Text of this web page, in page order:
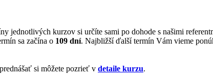
jednotlivých kurzov si určíte sami po dohode s našimi
sa začína o 109 dní. Najbližší ďalší termín Vám vieme
si môžete pozrieť v detaile kurzu.